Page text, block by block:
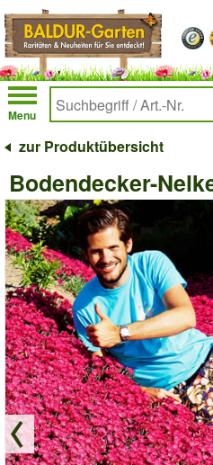
Menu
zur Produktübersicht
Bodendecker-